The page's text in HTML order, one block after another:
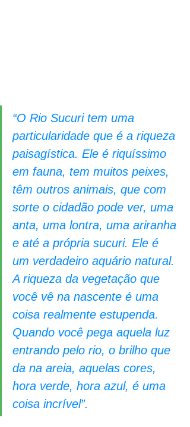
“O Rio Sucuri tem uma
particularidade que é a riqueza
paisagística. Ele é riquíssimo
em fauna, tem muitos peixes,
têm outros animais, que com
sorte o cidadão pode ver, uma
anta, uma lontra, uma ariranha
e até a própria sucuri. Ele é
um verdadeiro aquário natural.
A riqueza da vegetação que
você vê na nascente é uma
coisa realmente estupenda.
Quando você pega aquela luz
entrando pelo rio, o brilho que
da na areia, aquelas cores,
hora verde, hora azul, é uma
coisa incrível”.